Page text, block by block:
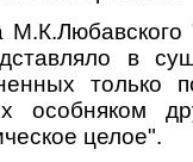
в
только
особняком
целое".